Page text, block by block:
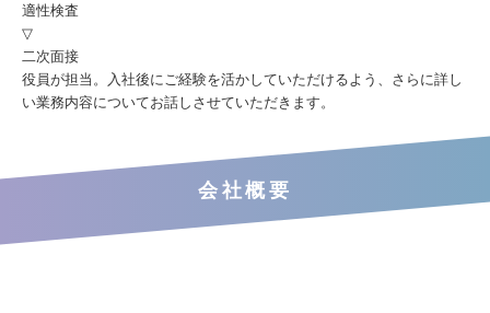
適性検査
▽
二次面接
役員が担当。入社後にご経験を活かしていただけるよう、さらに詳し
い業務内容についてお話しさせていただきます。
会社概要